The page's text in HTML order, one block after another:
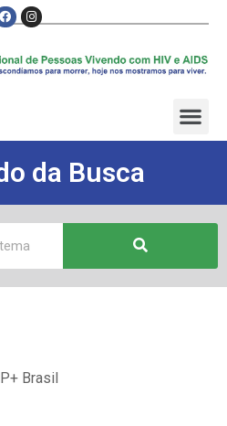
da Busca
Brasil